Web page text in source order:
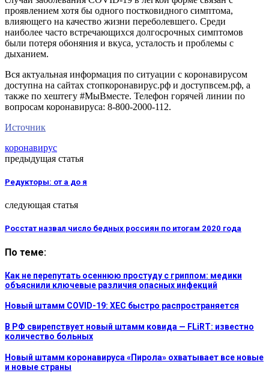
проявлением хотя бы одного постковидного симптома,
влияющего на качество жизни переболевшего. Среди
наиболее часто встречающихся долгосрочных симптомов
были потеря обоняния и вкуса, усталость и проблемы с
дыханием.
Вся актуальная информация по ситуации с коронавирусом
доступна на сайтах стопкоронавирус.рф и доступвсем.рф, а
также по хештегу #МыВместе. Телефон горячей линии по
вопросам коронавируса: 8-800-2000-112.
Источник
коронавирус
предыдущая статья
Редукторы: от а до я
следующая статья
Росстат назвал число бедных россиян по итогам 2020 года
По теме:
Как не перепутать осеннюю простуду с гриппом: медики
объяснили ключевые различия опасных инфекций
Новый штамм COVID-19: XEC быстро распространяется
В РФ свирепствует новый штамм ковида — FLiRT: известно
количество больных
Новый штамм коронавируса «Пирола» охватывает все новые
и новые страны